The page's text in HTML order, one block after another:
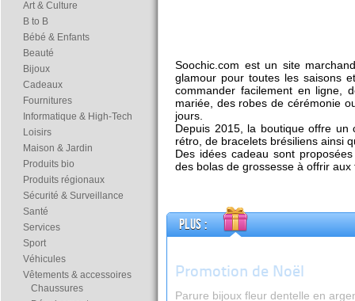
Soochic.com est un site
glamour pour toutes les saisons
commander facilement en ligne,
mariée, des robes de cérémonie
jours.
Depuis 2015, la boutique offre un
rétro, de bracelets brésiliens ainsi
Des idées cadeau sont
des bolas de grossesse à offrir
Plus :
Promotion de Noël
Parure bijoux fleur dentelle en
Art & Culture
B to B
Bébé & Enfants
Beauté
Bijoux
Cadeaux
Fournitures
Informatique & High-Tech
Loisirs
Maison & Jardin
Produits bio
Produits régionaux
Sécurité & Surveillance
Santé
Services
Sport
Véhicules
Vêtements & accessoires
Chaussures